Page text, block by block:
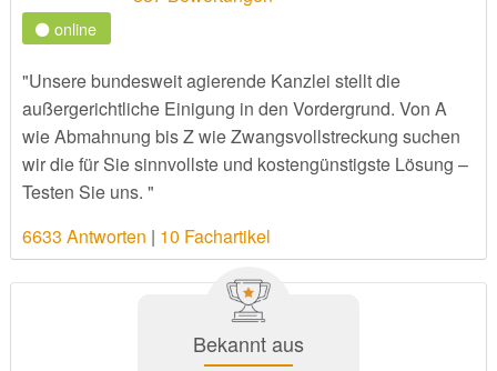
online
"Unsere bundesweit agierende Kanzlei stellt die
außergerichtliche Einigung in den Vordergrund. Von A
wie Abmahnung bis Z wie Zwangsvollstreckung suchen
wir die für Sie sinnvollste und kostengünstigste Lösung –
Testen Sie uns. "
6633 Antworten | 10 Fachartikel
Bekannt aus